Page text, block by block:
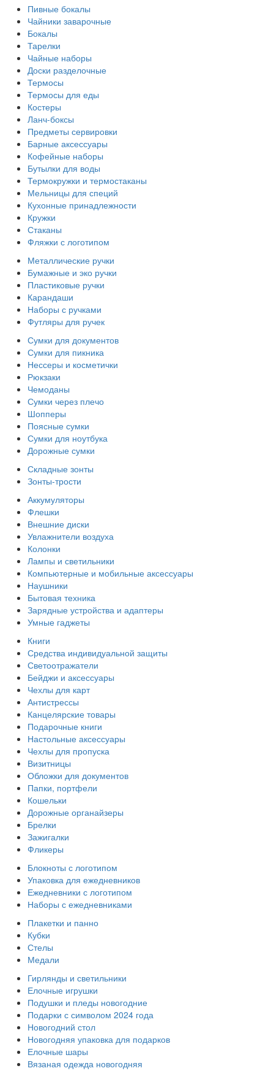
Пивные бокалы
Чайники заварочные
Бокалы
Тарелки
Чайные наборы
Доски разделочные
Термосы
Термосы для еды
Костеры
Ланч-боксы
Предметы сервировки
Барные аксессуары
Кофейные наборы
Бутылки для воды
Термокружки и термостаканы
Мельницы для специй
Кухонные принадлежности
Кружки
Стаканы
Фляжки с логотипом
Металлические ручки
Бумажные и эко ручки
Пластиковые ручки
Карандаши
Наборы с ручками
Футляры для ручек
Сумки для документов
Сумки для пикника
Нессеры и косметички
Рюкзаки
Чемоданы
Сумки через плечо
Шопперы
Поясные сумки
Сумки для ноутбука
Дорожные сумки
Складные зонты
Зонты-трости
Аккумуляторы
Флешки
Внешние диски
Увлажнители воздуха
Колонки
Лампы и светильники
Компьютерные и мобильные аксессуары
Наушники
Бытовая техника
Зарядные устройства и адаптеры
Умные гаджеты
Книги
Средства индивидуальной защиты
Светоотражатели
Бейджи и аксессуары
Чехлы для карт
Антистрессы
Канцелярские товары
Подарочные книги
Настольные аксессуары
Чехлы для пропуска
Визитницы
Обложки для документов
Папки, портфели
Кошельки
Дорожные органайзеры
Брелки
Зажигалки
Фликеры
Блокноты с логотипом
Упаковка для ежедневников
Ежедневники с логотипом
Наборы с ежедневниками
Плакетки и панно
Кубки
Стелы
Медали
Гирлянды и светильники
Елочные игрушки
Подушки и пледы новогодние
Подарки с символом 2024 года
Новогодний стол
Новогодняя упаковка для подарков
Елочные шары
Вязаная одежда новогодняя